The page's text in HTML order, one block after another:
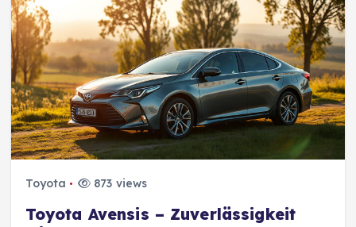
Toyota 873 views
Toyota Avensis – Zuverlässigkeit